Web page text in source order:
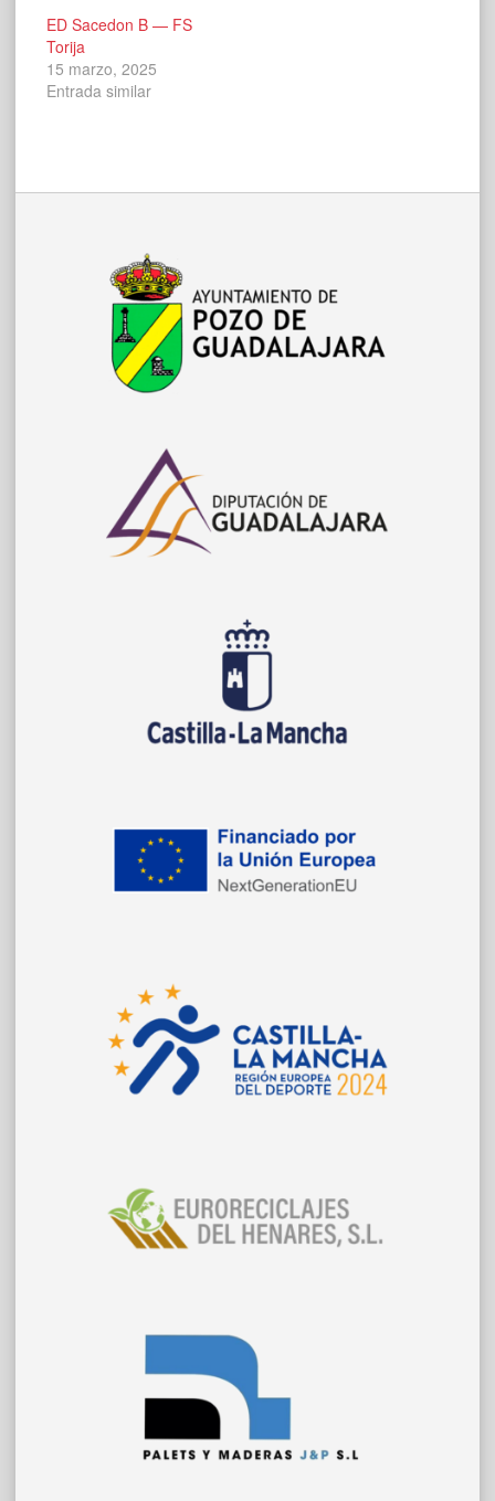
ED Sacedon B — FS
Torija
15 marzo, 2025
Entrada similar